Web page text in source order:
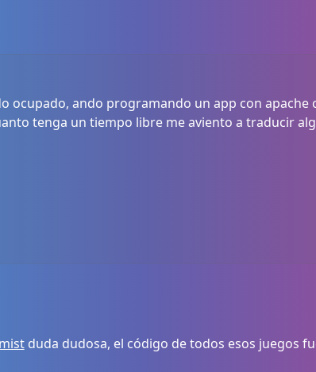
ocupado, ando programando un app con apache
tenga un tiempo libre me aviento a traducir
duda dudosa, el código de todos esos juegos